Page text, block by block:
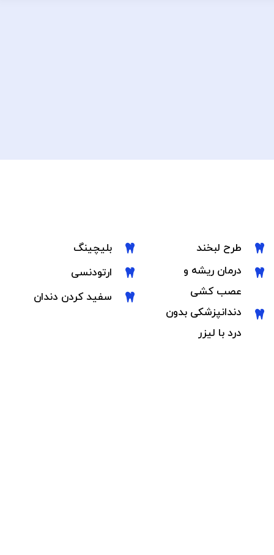
طرح لبخند
درمان ریشه و
عصب کشی
دندانپزشکی بدون
درد با لیزر
بلیچینگ
ارتودنسی
سفید کردن دندان